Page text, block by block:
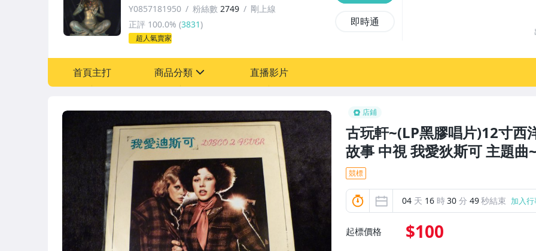
店鋪
古玩軒~(LP黑膠唱片)12寸西
故事 中視 我愛狄斯可 主題曲
競標
04 天 16 時30 分 47秒結束 加入
起標價格 $100
Y0857181950 粉絲數 2749
剛上線
正評 100.0% (3831)
超人氣賣家
即時通
首頁主打 商品分類 直播影片